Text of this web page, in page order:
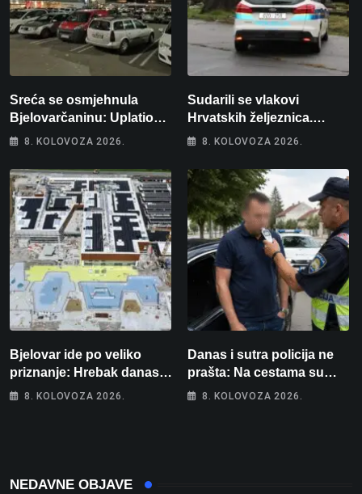
Sreća se osmjehnula
Bjelovarčaninu: Uplatio
samo 4 eura, a osvojio
8. KOLOVOZA 2026.
Sudarili se vlakovi
Hrvatskih željeznica.
Šestero osoba teško
intenzivnoj
8. KOLOVOZA 2026.
Bjelovar ide po veliko
priznanje: Hrebak danas u
Parizu predstavlja
8. KOLOVOZA 2026.
Danas i sutra policija ne
prašta: Na cestama su
posebno na meti ovi
8. KOLOVOZA 2026.
NEDAVNE OBJAVE